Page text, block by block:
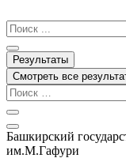
к
содержимому
Search
...
Результаты
Смотреть все
Башкирский
им.М.Гафури